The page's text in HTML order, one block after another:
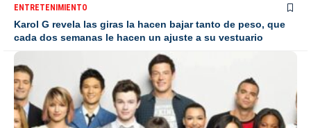
ENTRETENIMIENTO
Karol G revela las giras la hacen bajar tanto de peso, que
cada dos semanas le hacen un ajuste a su vestuario